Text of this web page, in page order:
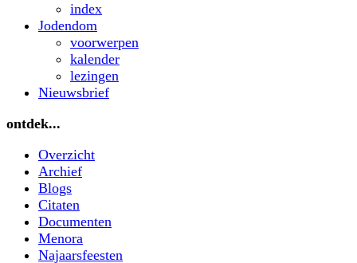
index
Jodendom
voorwerpen
kalender
lezingen
Nieuwsbrief
ontdek...
Overzicht
Archief
Blogs
Citaten
Documenten
Menora
Najaarsfeesten